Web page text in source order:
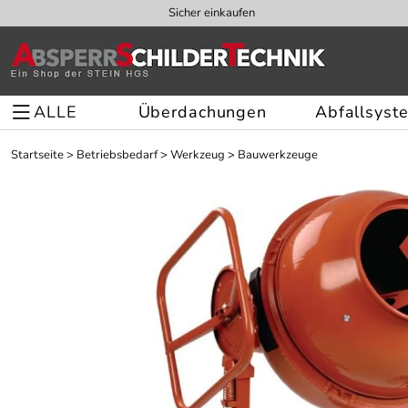
Sicher einkaufen
ALLE Überdachungen
Startseite> Betriebsbedarf> Werkzeug > Bauwerkzeuge